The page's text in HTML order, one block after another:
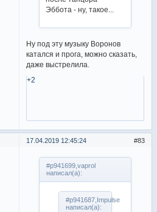
Эббота - ну, такое...
Ну под эту музыку Воронов
катался и прога, можно сказать,
даже выстрелила.
+2
83
17.04.2019 12:45:24
#p941699,vaprol
написал(а):
#p941687,Impulse
написал(а):